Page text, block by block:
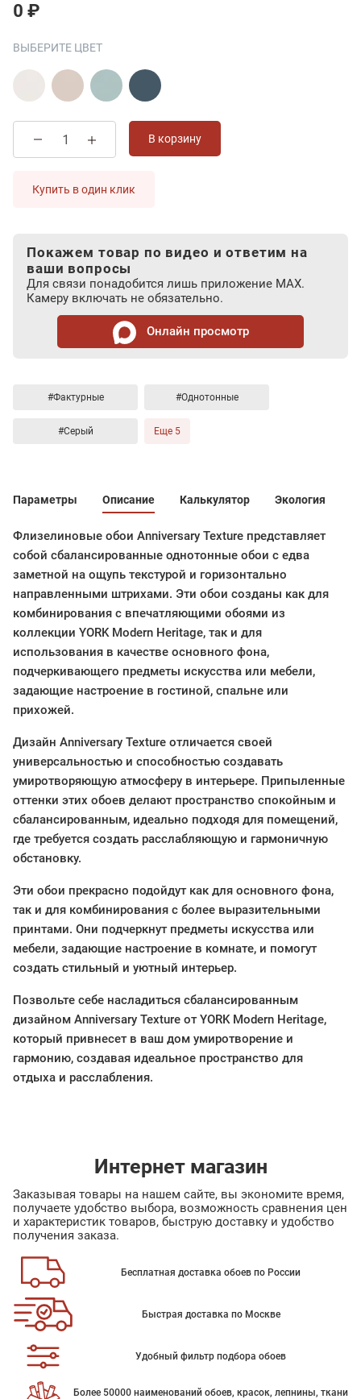
0 ₽
ВЫБЕРИТЕ ЦВЕТ
В корзину
Купить в один клик
Покажем товар по видео и ответим на
ваши вопросы
Для связи понадобится лишь приложение MAX.
Камеру включать не обязательно.
Онлайн просмотр
#Фактурные #Однотонные
#Серый Еще 5
Параметры Описание Калькулятор Экология
Флизелиновые обои Anniversary Texture представляет
собой сбалансированные однотонные обои с едва
заметной на ощупь текстурой и горизонтально
направленными штрихами. Эти обои созданы как для
комбинирования с впечатляющими обоями из
коллекции YORK Modern Heritage, так и для
использования в качестве основного фона,
подчеркивающего предметы искусства или мебели,
задающие настроение в гостиной, спальне или
прихожей.
Дизайн Anniversary Texture отличается своей
универсальностью и способностью создавать
умиротворяющую атмосферу в интерьере. Припыленные
оттенки этих обоев делают пространство спокойным и
сбалансированным, идеально подходя для помещений,
где требуется создать расслабляющую и гармоничную
обстановку.
Эти обои прекрасно подойдут как для основного фона,
так и для комбинирования с более выразительными
принтами. Они подчеркнут предметы искусства или
мебели, задающие настроение в комнате, и помогут
создать стильный и уютный интерьер.
Позвольте себе насладиться сбалансированным
дизайном Anniversary Texture от YORK Modern Heritage,
который привнесет в ваш дом умиротворение и
гармонию, создавая идеальное пространство для
отдыха и расслабления.
Интернет магазин
Заказывая товары на нашем сайте, вы экономите время,
получаете удобство выбора, возможность сравнения цен
и характеристик товаров, быструю доставку и удобство
получения заказа.
Бесплатная доставка обоев по России
Быстрая доставка по Москве
Удобный фильтр подбора обоев
Более 50000 наименований обоев, красок, лепнины, ткани